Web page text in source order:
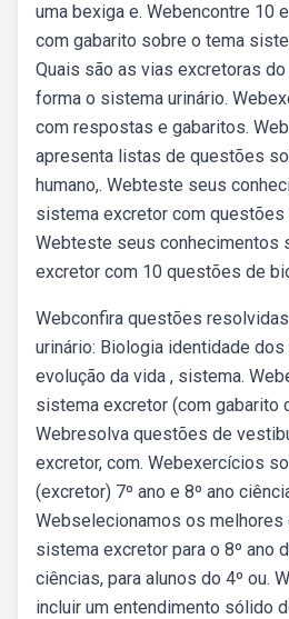
uma bexiga e. Webencontre 10
com gabarito sobre o tema
Quais são as vias excretoras
forma o sistema urinário.
com respostas e gabaritos.
apresenta listas de questões
humano,. Webteste seus
sistema excretor com
Webteste seus conhecimentos
excretor com 10 questões de
Webconfira questões
urinário: Biologia identidade
evolução da vida , sistema.
sistema excretor (com gabarito
Webresolva questões de
excretor, com. Webexercícios
(excretor) 7º ano e 8º ano
Webselecionamos os
sistema excretor para o 8º ano
ciências, para alunos do 4º ou.
incluir um entendimento sólido